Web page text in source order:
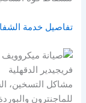
تفاصيل خدمة
مشاكل التسخين،
للماجنترون